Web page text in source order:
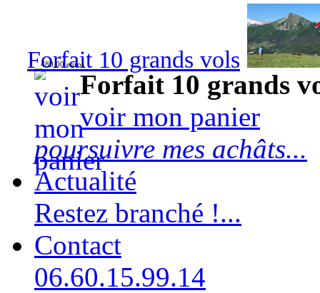
Forfait 10 grands vols
480,00 euros
Forfait 10 grands
voir mon panier
poursuivre mes achâts...
Actualité
Restez branché !...
Contact
06.60.15.99.14